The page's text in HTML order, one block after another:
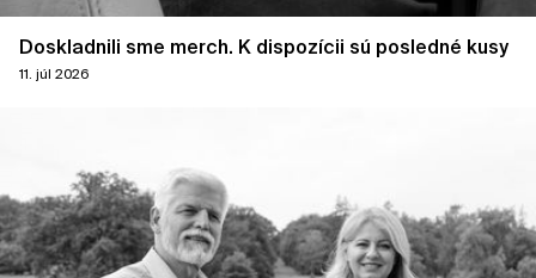
Doskladnili sme merch. K dispozícii sú posledné kusy
11. júl 2026